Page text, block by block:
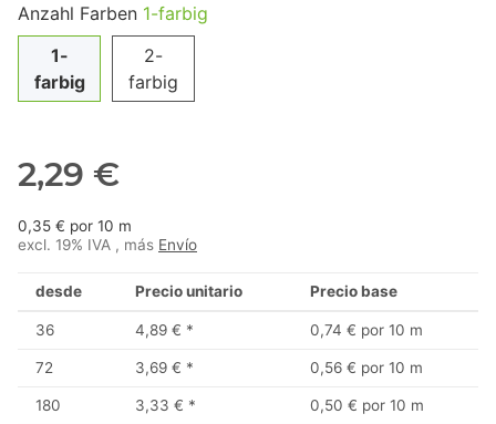
Anzahl Farben 1-farbig
1-
farbig
2-
farbig
2,29 €
0,35 € por 10 m
excl. 19% IVA , más Envío
desde Precio unitario Precio base
36 4,89 € * 0,74 € por 10 m
72 3,69 € * 0,56 € por 10 m
180 3,33 € * 0,50 € por 10 m